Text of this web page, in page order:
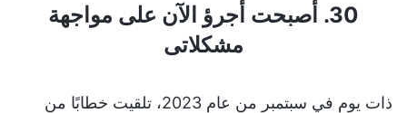
30. أصبحت أجرؤ الآن على مواجهة
مشكلاتى
ذات يوم في سبتمبر من عام 2023، تلقيت خطابًا من